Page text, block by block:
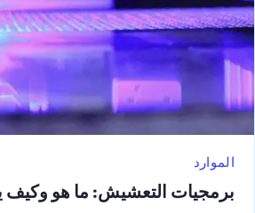
الموارد
برمجيات التعشيش: ما هو وكيف